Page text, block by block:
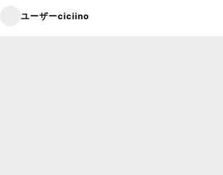
ユーザーciciino